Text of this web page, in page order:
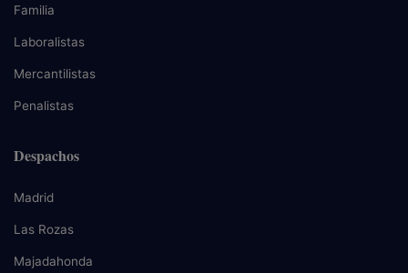
Familia
Laboralistas
Mercantilistas
Penalistas
Despachos
Madrid
Las Rozas
Majadahonda